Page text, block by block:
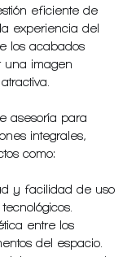
eficiente de
experiencia del
los acabados
una imagen
asesoría para
integrales,
como:
y facilidad de uso
entre los
del espacio.